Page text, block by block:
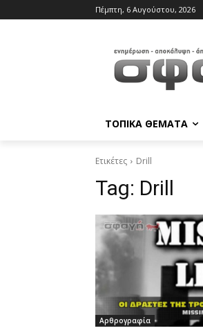
Πέμπτη, 6 Αυγούστου, 2026
ΤΟΠΙΚΑ ΘΕΜΑΤΑ
Ετικέτες Drill
Tag: Drill
Αρθρογραφία